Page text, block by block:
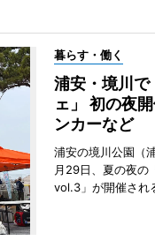
暮らす・働く
浦安・境川で
ェ」 初の夜
ンカーなど
浦安の境川公園（
月29日、夏の夜の
vol.3」が開催され